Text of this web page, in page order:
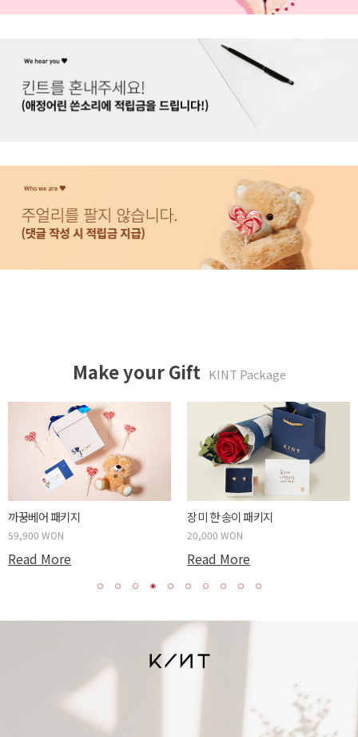
Make your Gift KINT Package
까꿍베어 패키지
59,900 WON
Read More
장미 한 송이 패키지
20,000 WON
Read More